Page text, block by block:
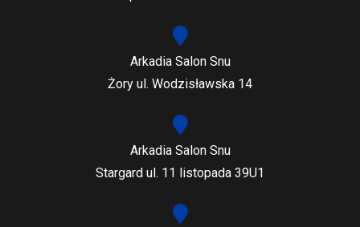
Arkadia Salon Snu
Żory ul. Wodzisławska 14
Arkadia Salon Snu
Stargard ul. 11 listopada 39U1